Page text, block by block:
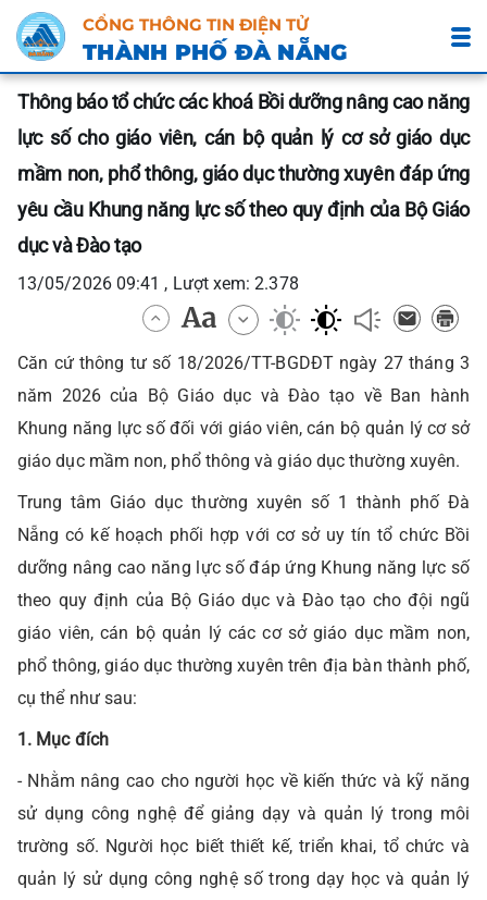
CỔNG THÔNG TIN ĐIỆN TỬ
THÀNH PHỐ ĐÀ NẴNG
Thông báo tổ chức các khoá Bồi dưỡng nâng cao năng
lực số cho giáo viên, cán bộ quản lý cơ sở giáo dục
mầm non, phổ thông, giáo dục thường xuyên đáp ứng
yêu cầu Khung năng lực số theo quy định của Bộ Giáo
dục và Đào tạo
13/05/2026 09:41 , Lượt xem: 2.378
Căn cứ thông tư số 18/2026/TT-BGDĐT ngày 27 tháng 3
năm 2026 của Bộ Giáo dục và Đào tạo về Ban hành
Khung năng lực số đối với giáo viên, cán bộ quản lý cơ sở
giáo dục mầm non, phổ thông và giáo dục thường xuyên.
Trung tâm Giáo dục thường xuyên số 1 thành phố Đà
Nẵng có kế hoạch phối hợp với cơ sở uy tín tổ chức Bồi
dưỡng nâng cao năng lực số đáp ứng Khung năng lực số
theo quy định của Bộ Giáo dục và Đào tạo cho đội ngũ
giáo viên, cán bộ quản lý các cơ sở giáo dục mầm non,
phổ thông, giáo dục thường xuyên trên địa bàn thành phố,
cụ thể như sau:
1. Mục đích
- Nhằm nâng cao cho người học về kiến thức và kỹ năng
sử dụng công nghệ để giảng dạy và quản lý trong môi
trường số. Người học biết thiết kế, triển khai, tổ chức và
quản lý sử dụng công nghệ số trong dạy học và quản lý